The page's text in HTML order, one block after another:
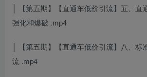
│ 【第五期】【直通车低价引流】五、直
强化和爆破 .mp4
│ 【第五期】【直通车低价引流】八、标
流 .mp4